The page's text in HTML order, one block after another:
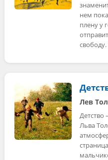
нем
плену у
Лев
Детство
Льва